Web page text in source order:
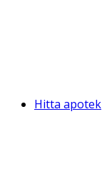
Hitta apotek